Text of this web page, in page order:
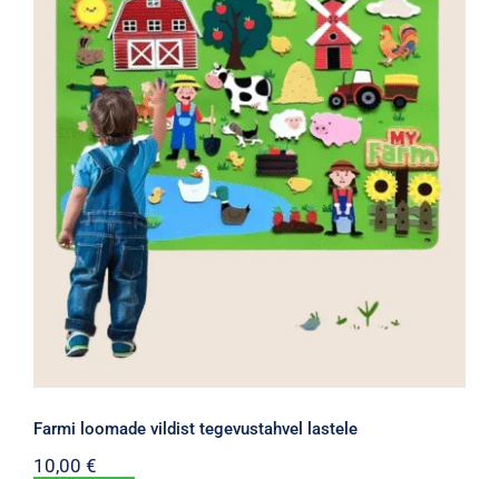
Farmi loomade vildist tegevustahvel lastele
10,00 €